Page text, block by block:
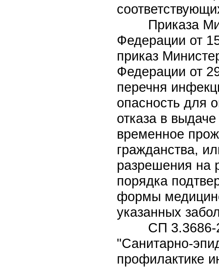
Приказа
Федерации от
приказ
Федерации от
перечня
опасность для
отказа в
временное
гражданства,
разрешения на
порядка
формы
указанных
СП 3.3686-
"Санитарно-
профилактике